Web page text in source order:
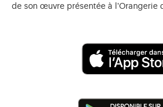
de son œuvre présentée à l'Orangerie